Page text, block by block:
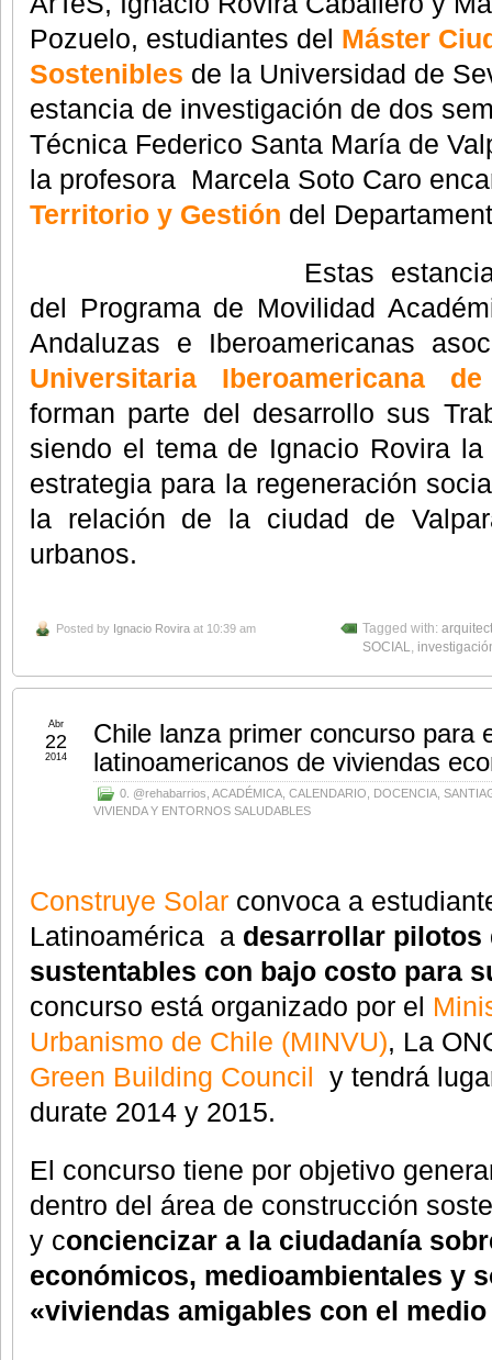
Pozuelo, estudiantes del Máster
Sostenibles de la Universidad de
estancia de investigación de dos
Técnica Federico Santa María de
la profesora Marcela Soto Caro
Territorio y Gestión del
Estas
del Programa de Movilidad
Andaluzas e Iberoamericanas
Universitaria Iberoamericana
forman parte del desarrollo sus
siendo el tema de Ignacio Rovira
estrategia para la regeneración
la relación de la ciudad de
urbanos.
Posted by Ignacio Rovira at 10:39 am Tagged with:
SOCIAL,
Chile lanza primer concurso para
latinoamericanos de viviendas
0. @rehabarrios, ACADÉMICA, CALENDARIO, DOCENCIA,
VIVIENDA Y ENTORNOS SALUDABLES
Abr
22
2014
Construye Solar convoca a
Latinoamérica a desarrollar pilotos
sustentables con bajo costo para
concurso está organizado por el
Urbanismo de Chile (MINVU), La
Green Building Council y tendrá
durate 2014 y 2015.
El concurso tiene por objetivo
dentro del área de construcción
y conciencizar a la ciudadanía
económicos, medioambientales y
«viviendas amigables con el